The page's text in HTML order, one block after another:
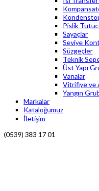
Pislik
Sayaçlar
Seviye
Süzgeçler
Teknik
Üst Yapı
Vanalar
Vitrifiye ve
Yangın
Markalar
Kataloğumuz
İletişim
(0539) 383 17 01